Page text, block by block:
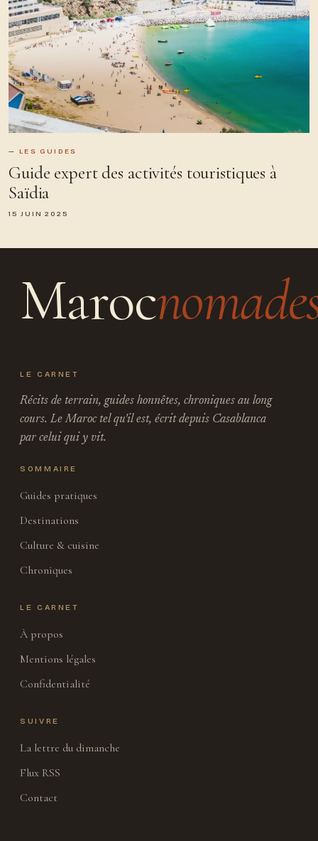
LES GUIDES
Guide expert des activités touristiques à
Saïdia
15 JUIN 2025
Maroc
LE CARNET
Récits de terrain, guides honnêtes, chroniques au long
cours. Le Maroc tel qu'il est, écrit depuis Casablanca
par celui qui y vit.
SOMMAIRE
Guides pratiques
Destinations
Culture & cuisine
Chroniques
LE CARNET
À propos
Mentions légales
Confidentialité
SUIVRE
La lettre du dimanche
Flux RSS
Contact